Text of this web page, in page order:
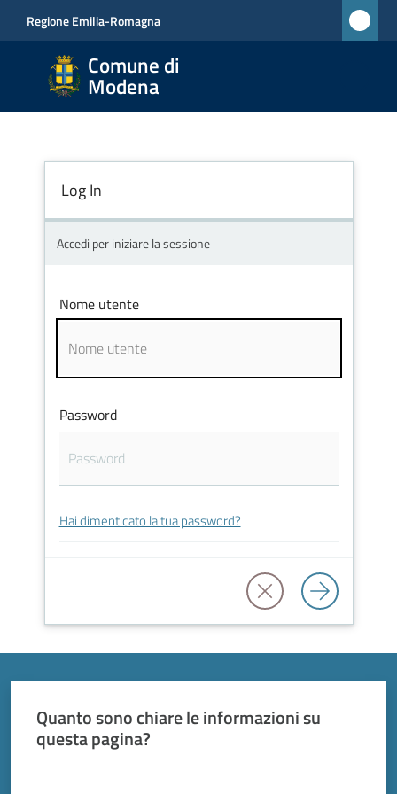
Vai al contenuto
Vai alla navigazione
Vai al footer
Regione Emilia-Romagna
Comune di
Modena
Comune
di
Modena
CIVICA
Amministrazione
Novità
Vivere
Seguici
su
Log In
Accedi per iniziare la sessione
Nome utente
Password
Hai dimenticato la tua password?
Quanto sono chiare le informazioni su
questa pagina?